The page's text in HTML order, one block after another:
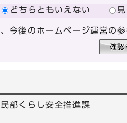
どちらともいえない
今後のホームページ運営の参
部くらし安全推進課